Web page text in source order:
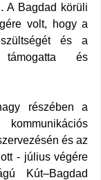
A Bagdad körüli
volt, hogy a
és a
és
részében a
és az
- július végére
Kút–Bagdad